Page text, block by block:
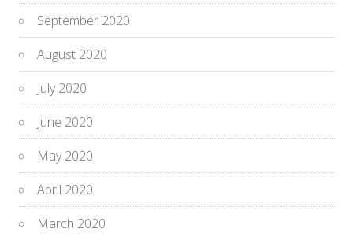
September 2020
August 2020
July 2020
June 2020
May 2020
April 2020
March 2020